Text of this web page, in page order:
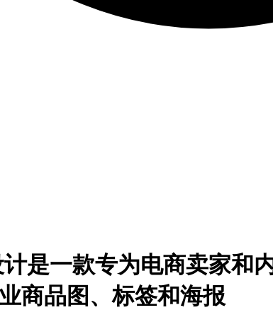
是一款专为电商卖家和
商品图、标签和海报